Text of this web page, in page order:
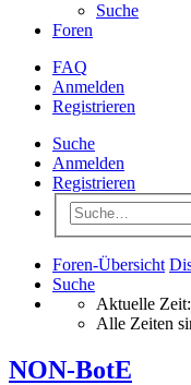
Suche
Foren
FAQ
Anmelden
Registrieren
Suche
Anmelden
Registrieren
Foren-Übersicht
Suche
Aktuelle
Alle Zeiten
NON-BotE